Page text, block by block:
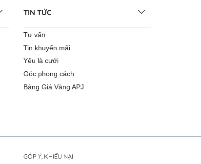
TIN TỨC
Tư vấn
Tin khuyến mãi
Yêu là cưới
Góc phong cách
Bảng Giá Vàng APJ
GÓP Ý, KHIẾU NẠI